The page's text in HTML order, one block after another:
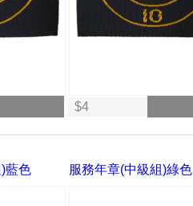
$4
藍色 服務年章(中級組)綠色